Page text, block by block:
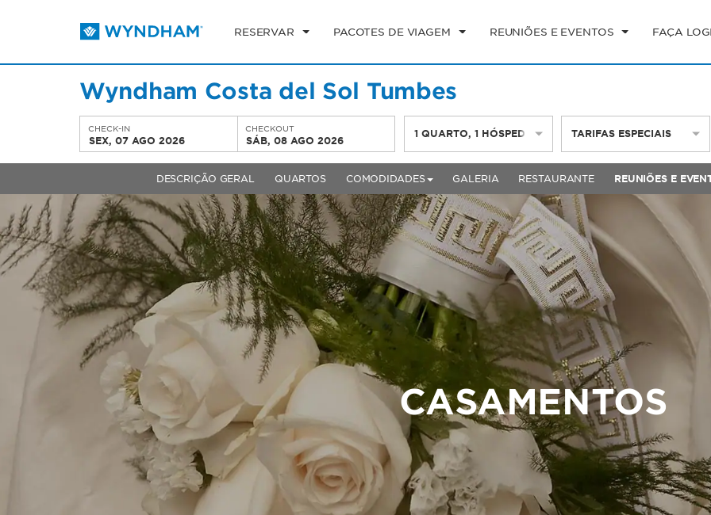
RESERVAR PACOTES DE VIAGEM REUNIÕES E EVENTOS FAÇA
Wyndham Costa del Sol Tumbes
CHECK-IN
SEX, 07 AGO 2026
CHECKOUT
SÁB, 08 AGO 2026
1 QUARTO,1 HÓSPEDE TARIFAS ESPECIAIS
DESCRIÇÃO GERAL QUARTOS COMODIDADES GALERIA RESTAURANTE REUNIÕES E
CASAMENTOS